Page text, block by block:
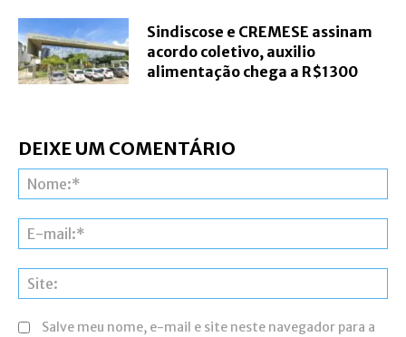
Sindiscose e CREMESE assinam
acordo coletivo, auxilio
alimentação chega a R$1300
DEIXE UM COMENTÁRIO
Salve meu nome, e-mail e site neste navegador para a